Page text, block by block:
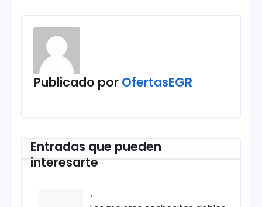
Publicado por OfertasEGR
Entradas que pueden
interesarte